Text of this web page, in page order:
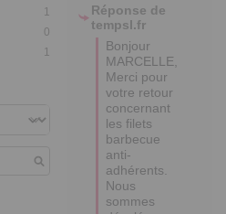
1
0
1
Réponse de
tempsl.fr
Bonjour
MARCELLE,
Merci pour
votre retour
concernant
les filets
barbecue
anti-
adhérents.
Nous
sommes